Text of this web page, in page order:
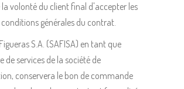
la volonté du client final d'accepter les
générales du contrat.
S.A. (SAFISA) en tant que
de services de la société de
conservera le bon de commande